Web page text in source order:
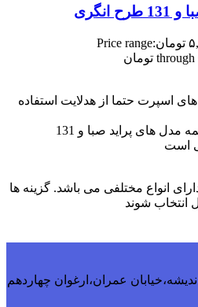
تومانPrice range:
اسپرت حتما از هدلایت استفاده
های پراید صبا و 131
است
انواع مختلفی می باشد. گزینه ها
شوند
تهران،شهر جدید اندیشه،فاز1اندیشه،خیابان عمران،ارغوان چهاردهم